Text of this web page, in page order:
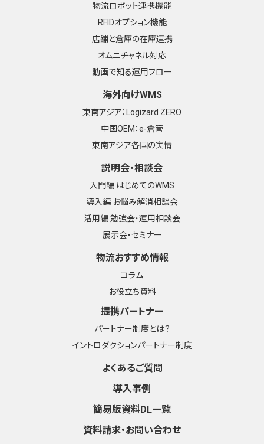
物流ロボット連携機能
RFIDオプション機能
店舗と倉庫の在庫連携
オムニチャネル対応
動画で知る運用フロー
海外向けWMS
東南アジア：Logizard ZERO
中国OEM：e-倉管
東南アジア各国の実情
説明会・相談会
入門編 はじめてのWMS
導入編 お悩み解消相談会
活用編 勉強会・運用相談会
展示会・セミナー
物流おすすめ情報
コラム
お役立ち資料
提携パートナー
パートナー制度とは？
イントロダクションパートナー制度
よくあるご質問
導入事例
簡易版資料DL一覧
資料請求・お問い合わせ